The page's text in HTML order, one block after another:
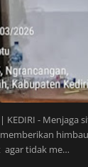
| KEDIRI - Menjaga
agar tidak me…